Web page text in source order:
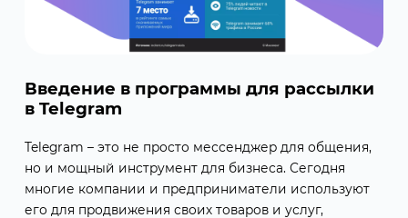
Введение в программы для рассылки
в Telegram
Telegram – это не просто мессенджер для общения,
но и мощный инструмент для бизнеса. Сегодня
многие компании и предприниматели используют
его для продвижения своих товаров и услуг,